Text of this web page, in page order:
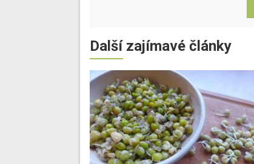
Další zajímavé články